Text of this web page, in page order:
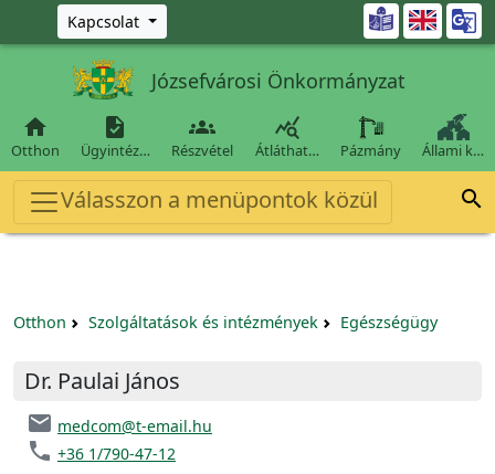
Ugrás a fő tartalomra
Kapcsolat 
Józsefvárosi Önkormányzat

Otthon

Ügyintéz…

Részvétel

Átláthat… Pázmány Állami k…
Válasszon a menüpontok közül 
Otthon Szolgáltatások és intézmények Egészségügy
Dr. Paulai János
email medcom@t-email.hu
phone +36 1/790-47-12